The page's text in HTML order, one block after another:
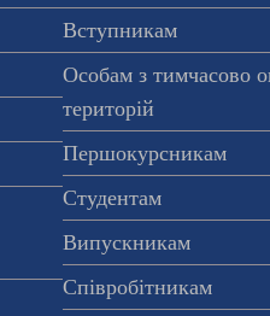
Вступникам
Особам з тимчасово
територій
Першокурсникам
Студентам
Випускникам
Співробітникам